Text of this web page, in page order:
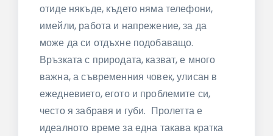
отиде някъде, където няма телефони,
имейли, работа и напрежение, за да
може да си отдъхне подобаващо.
Връзката с природата, казват, е много
важна, а съвременния човек, улисан в
ежедневието, егото и проблемите си,
често я забравя и губи. Пролетта е
идеалното време за една такава кратка